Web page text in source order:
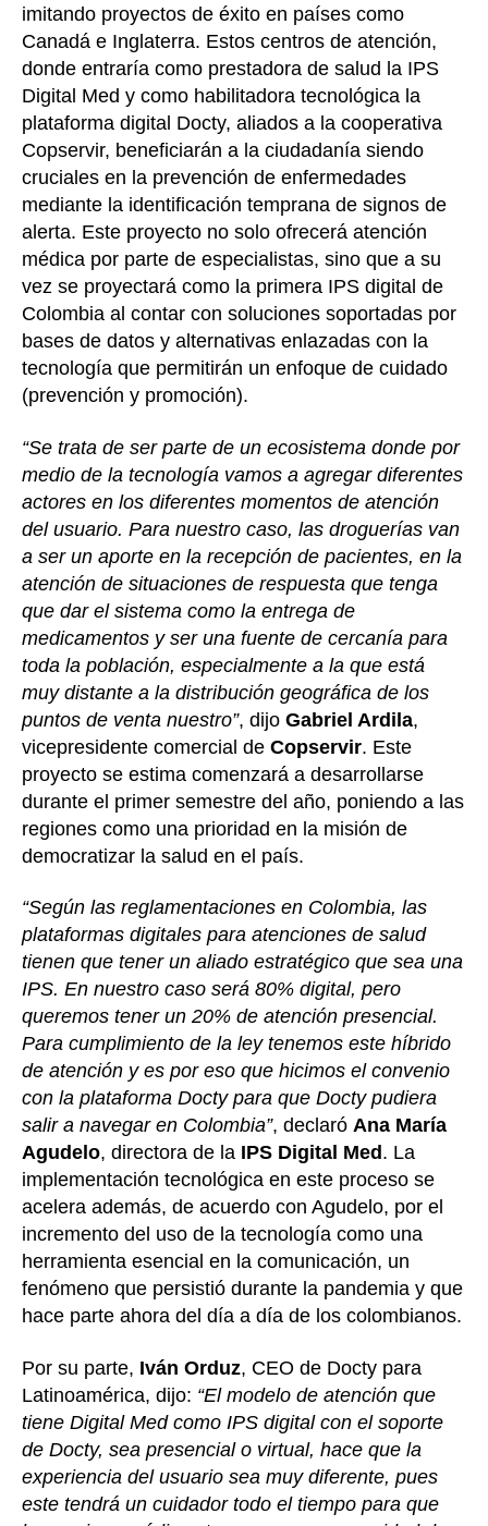
imitando proyectos de éxito en países como
Canadá e Inglaterra. Estos centros de atención,
donde entraría como prestadora de salud la IPS
Digital Med y como habilitadora tecnológica la
plataforma digital Docty, aliados a la cooperativa
Copservir, beneficiarán a la ciudadanía siendo
cruciales en la prevención de enfermedades
mediante la identificación temprana de signos de
alerta. Este proyecto no solo ofrecerá atención
médica por parte de especialistas, sino que a su
vez se proyectará como la primera IPS digital de
Colombia al contar con soluciones soportadas por
bases de datos y alternativas enlazadas con la
tecnología que permitirán un enfoque de cuidado
(prevención y promoción).
“Se trata de ser parte de un ecosistema donde por
medio de la tecnología vamos a agregar diferentes
actores en los diferentes momentos de atención
del usuario. Para nuestro caso, las droguerías van
a ser un aporte en la recepción de pacientes, en la
atención de situaciones de respuesta que tenga
que dar el sistema como la entrega de
medicamentos y ser una fuente de cercanía para
toda la población, especialmente a la que está
muy distante a la distribución geográfica de los
puntos de venta nuestro”, dijo Gabriel Ardila,
vicepresidente comercial de Copservir. Este
proyecto se estima comenzará a desarrollarse
durante el primer semestre del año, poniendo a las
regiones como una prioridad en la misión de
democratizar la salud en el país.
“Según las reglamentaciones en Colombia, las
plataformas digitales para atenciones de salud
tienen que tener un aliado estratégico que sea una
IPS. En nuestro caso será 80% digital, pero
queremos tener un 20% de atención presencial.
Para cumplimiento de la ley tenemos este híbrido
de atención y es por eso que hicimos el convenio
con la plataforma Docty para que Docty pudiera
salir a navegar en Colombia”, declaró Ana María
Agudelo, directora de la IPS Digital Med . La
implementación tecnológica en este proceso se
acelera además, de acuerdo con Agudelo, por el
incremento del uso de la tecnología como una
herramienta esencial en la comunicación, un
fenómeno que persistió durante la pandemia y que
hace parte ahora del día a día de los colombianos.
Por su parte, Iván Orduz, CEO de Docty para
Latinoamérica, dijo: “El modelo de atención que
tiene Digital Med como IPS digital con el soporte
de Docty, sea presencial o virtual, hace que la
experiencia del usuario sea muy diferente, pues
este tendrá un cuidador todo el tiempo para que